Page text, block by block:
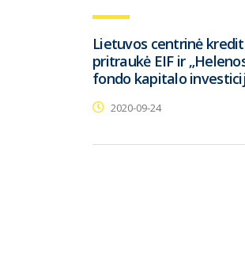
Lietuvos centrinė
pritraukė EIF ir
fondo kapitalo
2020-09-24